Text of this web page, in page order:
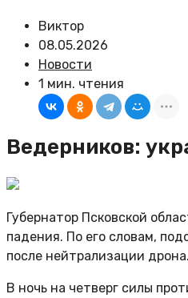
Виктор
08.05.2026
Новости
1 мин. чтения
Ведерников:
Губернатор Псковской
падения. По его словам,
после нейтрализации дрона.
В ночь на четверг силы